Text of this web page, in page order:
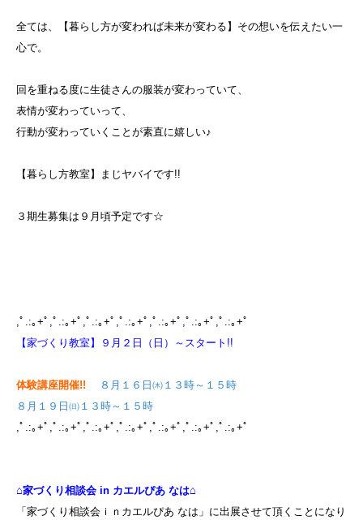
全ては、【暮らし方が変われば未来が変わる】その想いを伝えたい一
心で。
回を重ねる度に生徒さんの服装が変わっていて、
表情が変わっていって、
行動が変わっていくことが素直に嬉しい♪
【暮らし方教室】まじヤバイです!!
３期生募集は９月頃予定です☆
,ﾟ.:｡+ﾟ,ﾟ.:｡+ﾟ,ﾟ.:｡+ﾟ,ﾟ.:｡+ﾟ,ﾟ.:｡+ﾟ,ﾟ.:｡+ﾟ,ﾟ.:｡+ﾟ
【家づくり教室】９月２日（日）～スタート!!
体験講座開催!!
８月１６日㈭１３時～１５時
８月１９日㈰１３時～１５時
,ﾟ.:｡+ﾟ,ﾟ.:｡+ﾟ,ﾟ.:｡+ﾟ,ﾟ.:｡+ﾟ,ﾟ.:｡+ﾟ,ﾟ.:｡+ﾟ,ﾟ.:｡+ﾟ
⌂家づくり相談会 in カエルぴあ なは⌂
「家づくり相談会ｉｎカエルぴあ なは」に出展させて頂くことになり